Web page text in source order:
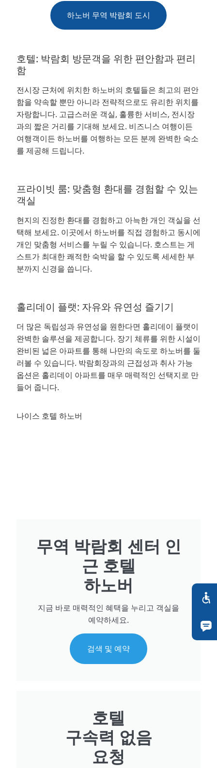
하노버 무역 박람회 도시
호텔: 박람회 방문객을 위한 편안함과 편리
함
전시장 근처에 위치한 하노버의 호텔들은 최고의 편안
함을 약속할 뿐만 아니라 전략적으로도 유리한 위치를
자랑합니다. 고급스러운 객실, 훌륭한 서비스, 전시장
과의 짧은 거리를 기대해 보세요. 비즈니스 여행이든
여행객이든 하노버를 여행하는 모든 분께 완벽한 숙소
를 제공해 드립니다.
프라이빗 룸: 맞춤형 환대를 경험할 수 있는
객실
현지의 진정한 환대를 경험하고 아늑한 개인 객실을 선
택해 보세요. 이곳에서 하노버를 직접 경험하고 동시에
개인 맞춤형 서비스를 누릴 수 있습니다. 호스트는 게
스트가 최대한 쾌적한 숙박을 할 수 있도록 세세한 부
분까지 신경을 씁니다.
홀리데이 플랫: 자유와 유연성 즐기기
더 많은 독립성과 유연성을 원한다면 홀리데이 플랫이
완벽한 솔루션을 제공합니다. 장기 체류를 위한 시설이
완비된 넓은 아파트를 통해 나만의 속도로 하노버를 둘
러볼 수 있습니다. 박람회장과의 근접성과 취사 가능
옵션은 홀리데이 아파트를 매우 매력적인 선택지로 만
들어 줍니다.
나이스 호텔 하노버
무역 박람회 센터 인
근 호텔
하노버
지금 바로 매력적인 혜택을 누리고 객실을
예약하세요.
검색 및 예약
호텔
구속력 없음
요청